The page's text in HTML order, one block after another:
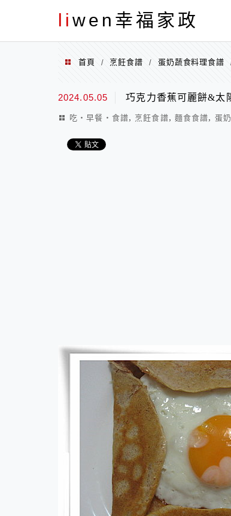
li wen幸福家政
menu
首頁 / 烹飪食譜 / 蛋奶蔬食料理食譜
2024.05.05 巧克力香蕉可麗餅&太
吃‧早餐‧食譜, 烹飪食譜, 麵食食譜, 蛋